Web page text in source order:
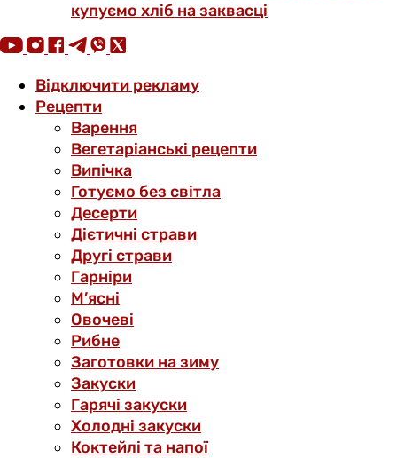
купуємо хліб на заквасці
Відключити рекламу
Рецепти
Варення
Вегетаріанські рецепти
Випічка
Готуємо без світла
Десерти
Дієтичні страви
Другі страви
Гарніри
М’ясні
Овочеві
Рибне
Заготовки на зиму
Закуски
Гарячі закуски
Холодні закуски
Коктейлі та напої